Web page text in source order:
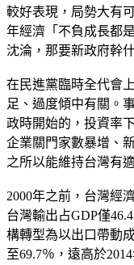
較好表現，局勢大有
年經濟「不負成長都
沈淪，那要新政府幹
在民進黨臨時全代會
足、過度傾中有關。
政時開始的，投資率
企業關門家數暴增、
之所以能維持台灣有
2000年之前，台灣經
台灣輸出占GDP僅
構轉型為以出口帶動
至69.7％，遠高於